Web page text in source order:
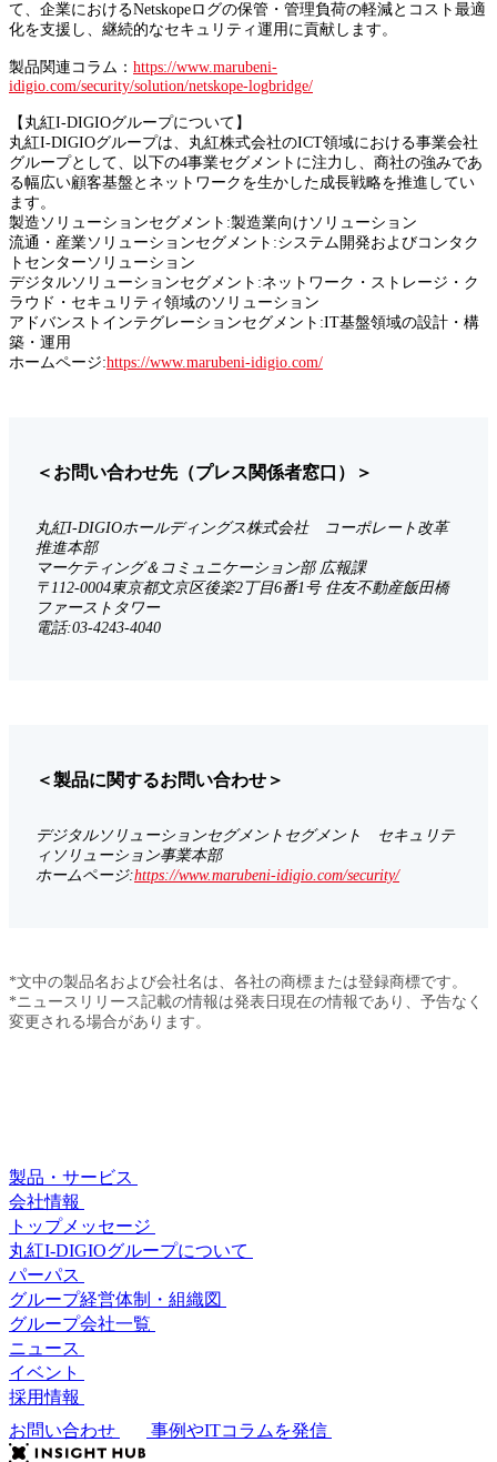
て、企業におけるNetskopeログの保管・管理負荷の軽減とコスト最適
化を支援し、継続的なセキュリティ運用に貢献します。
製品関連コラム： https://www.marubeni-
idigio.com/security/solution/netskope-logbridge/
【丸紅I-DIGIOグループについて】
丸紅I-DIGIOグループは、丸紅株式会社のICT領域における事業会社
グループとして、以下の4事業セグメントに注力し、商社の強みであ
る幅広い顧客基盤とネットワークを生かした成長戦略を推進してい
ます。
製造ソリューションセグメント:製造業向けソリューション
流通・産業ソリューションセグメント:システム開発およびコンタク
トセンターソリューション
デジタルソリューションセグメント:ネットワーク・ストレージ・ク
ラウド・セキュリティ領域のソリューション
アドバンストインテグレーションセグメント:IT基盤領域の設計・構
築・運用
ホームページ:https://www.marubeni-idigio.com/
＜お問い合わせ先（プレス関係者窓口）＞
丸紅I-DIGIOホールディングス株式会社 コーポレート改革
推進本部
マーケティング＆コミュニケーション部 広報課
〒112-0004東京都文京区後楽2丁目6番1号 住友不動産飯田橋
ファーストタワー
電話:03-4243-4040
＜製品に関するお問い合わせ＞
デジタルソリューションセグメントセグメント セキュリテ
ィソリューション事業本部
ホームページ:https://www.marubeni-idigio.com/security/
*文中の製品名および会社名は、各社の商標または登録商標です。
*ニュースリリース記載の情報は発表日現在の情報であり、予告なく
変更される場合があります。
製品・サービス
会社情報
トップメッセージ
丸紅I-DIGIOグループについて
パーパス
グループ経営体制・組織図
グループ会社一覧
ニュース
イベント
採用情報
お問い合わせ
事例やITコラムを発信